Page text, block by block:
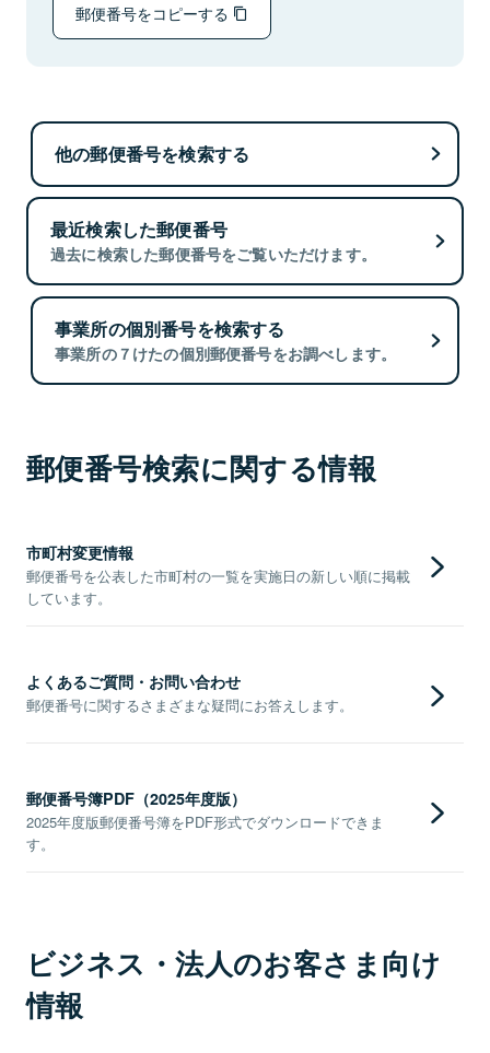
郵便番号をコピーする
他の郵便番号を検索する
最近検索した郵便番号
過去に検索した郵便番号をご覧いただけます。
事業所の個別番号を検索する
事業所の７けたの個別郵便番号をお調べします。
郵便番号検索に関する情報
市町村変更情報
郵便番号を公表した市町村の一覧を実施日の新しい順に掲載
しています。
よくあるご質問・お問い合わせ
郵便番号に関するさまざまな疑問にお答えします。
郵便番号簿PDF（2025年度版）
2025年度版郵便番号簿をPDF形式でダウンロードできま
す。
ビジネス・法人のお客さま向け
情報